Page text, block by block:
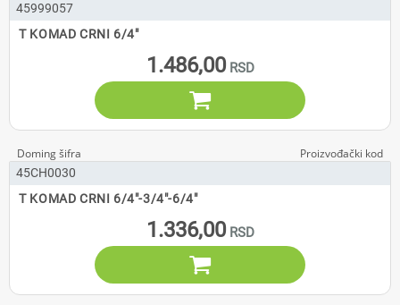
45999057
T KOMAD CRNI 6/4"
1.486,00

45CH0030
T KOMAD CRNI 6/4"-3/4"-6/4"
1.336,00
